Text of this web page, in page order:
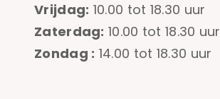
Vrijdag: 10.00 tot 18.30 uur
Zaterdag: 10.00 tot 18.30 uur
Zondag : 14.00 tot 18.30 uur